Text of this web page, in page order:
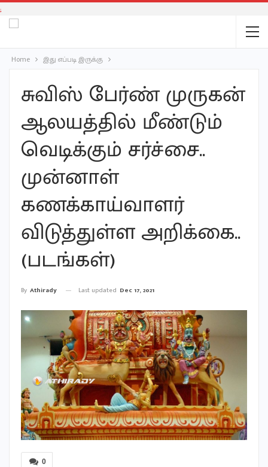
;
Home இது எப்படி இருக்கு
சுவிஸ் பேர்ண் முருகன்
ஆலயத்தில் மீண்டும்
வெடிக்கும் சர்ச்சை..
முன்னாள்
கணக்காய்வாளர்
விடுத்துள்ள அறிக்கை..
(படங்கள்)
By Athirady Last updated Dec 17, 2021
0